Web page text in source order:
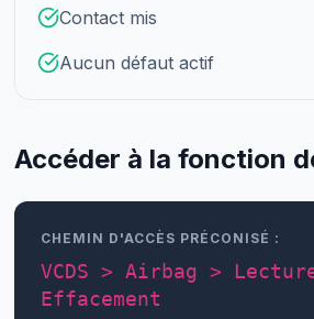
Contact mis
Aucun défaut actif
Accéder à la fonction
CHEMIN D'ACCÈS PRÉCONISÉ :
VCDS > Airbag >
Effacement